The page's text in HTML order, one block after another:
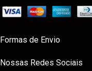
Formas de Envio
Nossas Redes Sociais